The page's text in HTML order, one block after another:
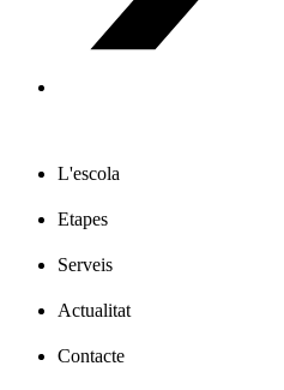
L'escola
Etapes
Serveis
Actualitat
Contacte